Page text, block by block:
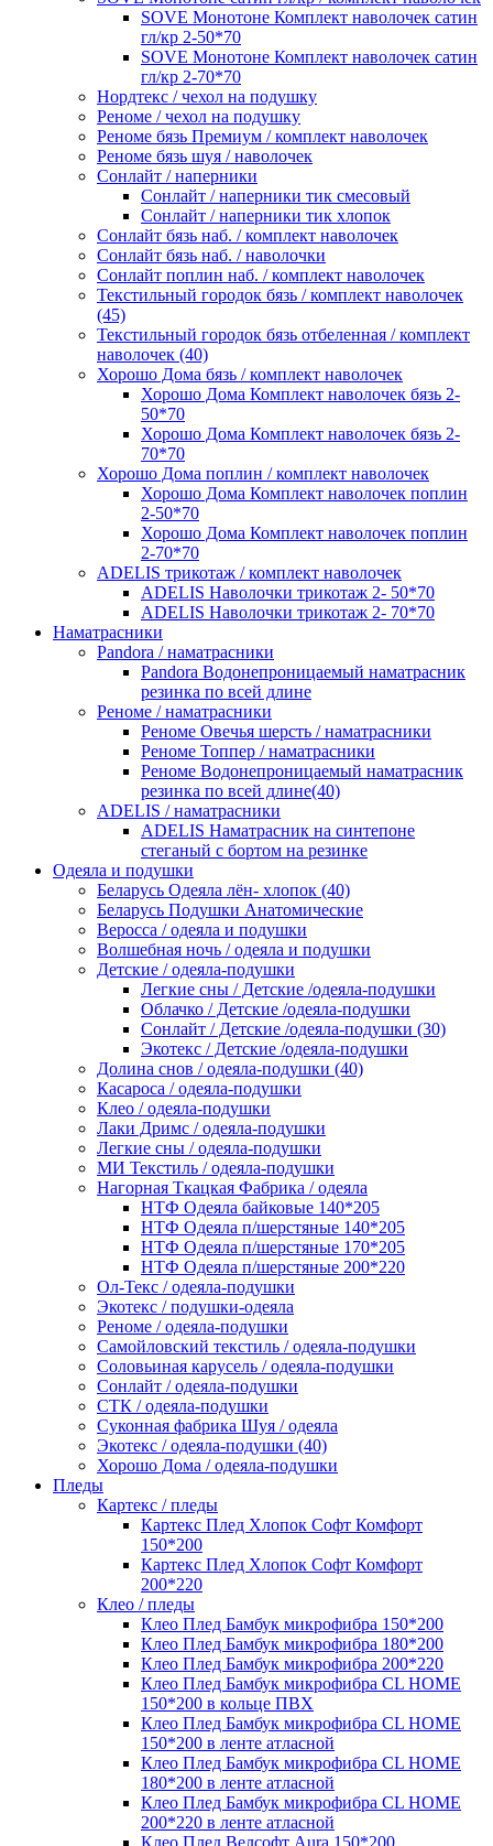
SOVE Монотоне Комплект наволочек сатин
гл/кр 2-50*70
SOVE Монотоне Комплект наволочек сатин
гл/кр 2-70*70
Нордтекс / чехол на подушку
Реноме / чехол на подушку
Реноме бязь Премиум / комплект наволочек
Реноме бязь шуя / наволочек
Сонлайт / наперники
Сонлайт / наперники тик смесовый
Сонлайт / наперники тик хлопок
Сонлайт бязь наб. / комплект наволочек
Сонлайт бязь наб. / наволочки
Сонлайт поплин наб. / комплект наволочек
Текстильный городок бязь / комплект наволочек
(45)
Текстильный городок бязь отбеленная / комплект
наволочек (40)
Хорошо Дома бязь / комплект наволочек
Хорошо Дома Комплект наволочек бязь 2-
50*70
Хорошо Дома Комплект наволочек бязь 2-
70*70
Хорошо Дома поплин / комплект наволочек
Хорошо Дома Комплект наволочек поплин
2-50*70
Хорошо Дома Комплект наволочек поплин
2-70*70
ADELIS трикотаж / комплект наволочек
ADELIS Наволочки трикотаж 2- 50*70
ADELIS Наволочки трикотаж 2- 70*70
Наматрасники
Pandora / наматрасники
Pandora Водонепроницаемый наматрасник
резинка по всей длине
Реноме / наматрасники
Реноме Овечья шерсть / наматрасники
Реноме Топпер / наматрасники
Реноме Водонепроницаемый наматрасник
резинка по всей длине(40)
ADELIS / наматрасники
ADELIS Наматрасник на синтепоне
стеганый с бортом на резинке
Одеяла и подушки
Беларусь Одеяла лён- хлопок (40)
Беларусь Подушки Анатомические
Веросса / одеяла и подушки
Волшебная ночь / одеяла и подушки
Детские / одеяла-подушки
Легкие сны / Детские /одеяла-подушки
Облачко / Детские /одеяла-подушки
Сонлайт / Детские /одеяла-подушки (30)
Экотекс / Детские /одеяла-подушки
Долина снов / одеяла-подушки (40)
Касароса / одеяла-подушки
Клео / одеяла-подушки
Лаки Дримс / одеяла-подушки
Легкие сны / одеяла-подушки
МИ Текстиль / одеяла-подушки
Нагорная Ткацкая Фабрика / одеяла
НТФ Одеяла байковые 140*205
НТФ Одеяла п/шерстяные 140*205
НТФ Одеяла п/шерстяные 170*205
НТФ Одеяла п/шерстяные 200*220
Ол-Текс / одеяла-подушки
Экотекс / подушки-одеяла
Реноме / одеяла-подушки
Самойловский текстиль / одеяла-подушки
Соловьиная карусель / одеяла-подушки
Сонлайт / одеяла-подушки
СТК / одеяла-подушки
Суконная фабрика Шуя / одеяла
Экотекс / одеяла-подушки (40)
Хорошо Дома / одеяла-подушки
Пледы
Картекс / пледы
Картекс Плед Хлопок Софт Комфорт
150*200
Картекс Плед Хлопок Софт Комфорт
200*220
Клео / пледы
Клео Плед Бамбук микрофибра 150*200
Клео Плед Бамбук микрофибра 180*200
Клео Плед Бамбук микрофибра 200*220
Клео Плед Бамбук микрофибра CL HOME
150*200 в кольце ПВХ
Клео Плед Бамбук микрофибра CL HOME
150*200 в ленте атласной
Клео Плед Бамбук микрофибра CL HOME
180*200 в ленте атласной
Клео Плед Бамбук микрофибра CL HOME
200*220 в ленте атласной